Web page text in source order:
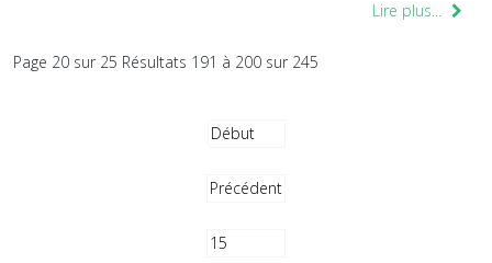
Lire plus...
Page 20 sur 25 Résultats 191 à 200 sur 245
Début
Précédent
15